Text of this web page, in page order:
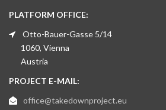
PLATFORM OFFICE:
Otto-Bauer-Gasse 5/14
1060, Vienna
Austria
PROJECT E-MAIL:
office@takedownproject.eu